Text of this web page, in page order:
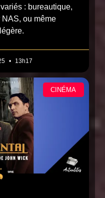
: bureautique,
ou même
13h17
CINÉMA